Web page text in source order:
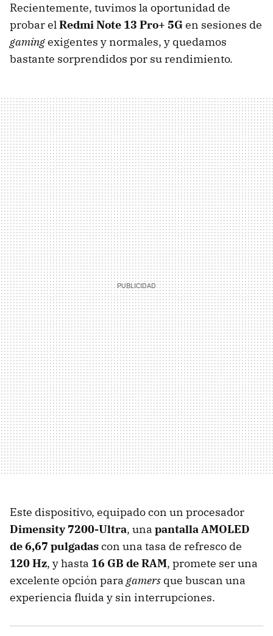
Recientemente, tuvimos la oportunidad de
probar elRedmi Note 13 Pro+ 5Gen sesiones de
gamingexigentes y normales, y quedamos
bastante sorprendidos por su rendimiento.
Este dispositivo, equipado con un procesador
Dimensity 7200-Ultra, una pantalla AMOLED
de 6,67 pulgadascon una tasa de refresco de
120 Hz, y hasta 16 GB de RAM, promete ser una
excelente opción para gamers que buscan una
experiencia fluida y sin interrupciones.